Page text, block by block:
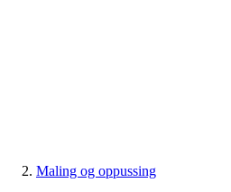
Maling og oppussing